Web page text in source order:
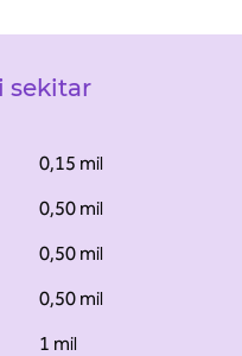
sekitar
0,15 mil
0,50 mil
0,50 mil
0,50 mil
1 mil